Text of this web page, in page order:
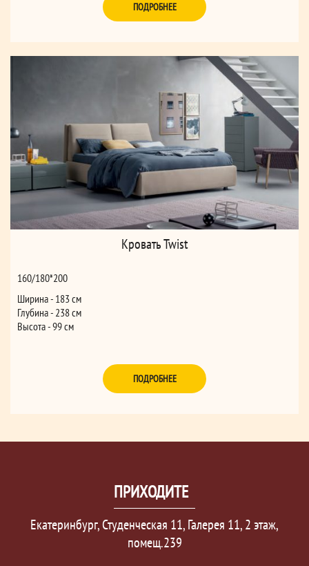
ПОДРОБНЕЕ
Кровать Twist
160/180*200
Ширина - 183 см
Глубина - 238 см
Высота - 99 см
ПОДРОБНЕЕ
ПРИХОДИТЕ
Екатеринбург, Студенческая 11, Галерея 11, 2 этаж,
помещ.239